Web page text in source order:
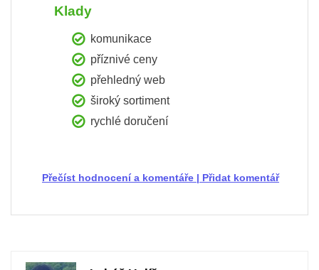
Klady
komunikace
příznivé ceny
přehledný web
široký sortiment
rychlé doručení
Přidat komentář
|
Přečíst hodnocení a komentáře